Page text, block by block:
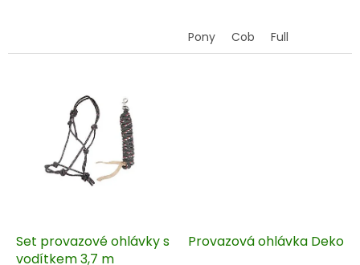
Pony Cob Full
Set provazové ohlávky s
vodítkem 3,7 m
Provazová ohlávka Deko